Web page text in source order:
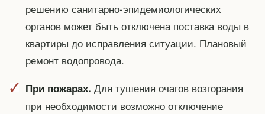
решению санитарно-эпидемиологических
органов может быть отключена поставка воды в
квартиры до исправления ситуации. Плановый
ремонт водопровода.
При пожарах. Для тушения очагов возгорания
при необходимости возможно отключение